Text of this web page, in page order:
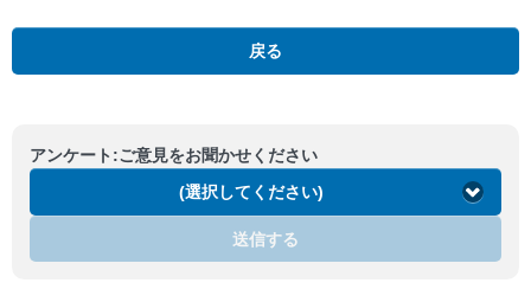
戻る
アンケート:ご意見をお聞かせください
(選択してください)
送信する